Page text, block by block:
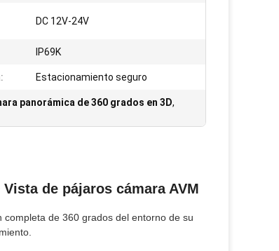
DC 12V-24V
IP69K
Estacionamiento seguro
panorámica de 360 grados en 3D,
de pájaros cámara AVM
de 360 grados del entorno de su